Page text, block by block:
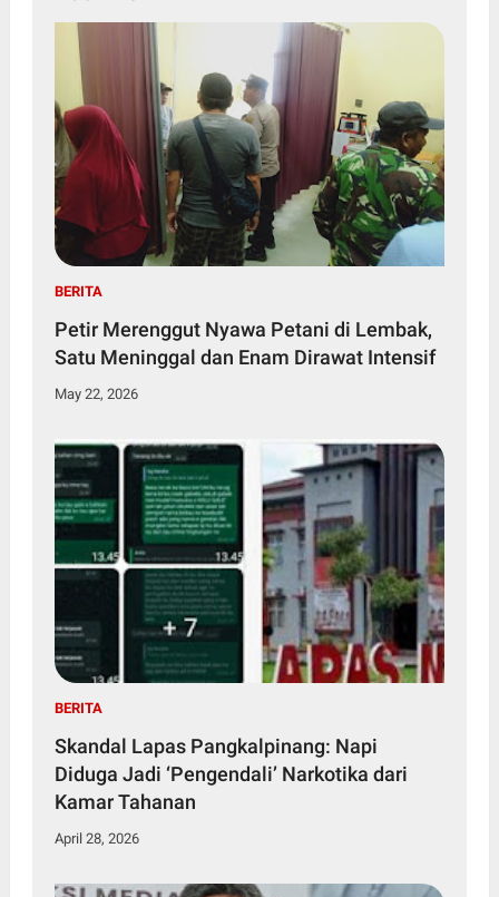
BERITA
Petir Merenggut Nyawa Petani di Lembak,
Satu Meninggal dan Enam Dirawat Intensif
May 22, 2026
BERITA
Skandal Lapas Pangkalpinang: Napi
Diduga Jadi ‘Pengendali’ Narkotika dari
Kamar Tahanan
April 28, 2026